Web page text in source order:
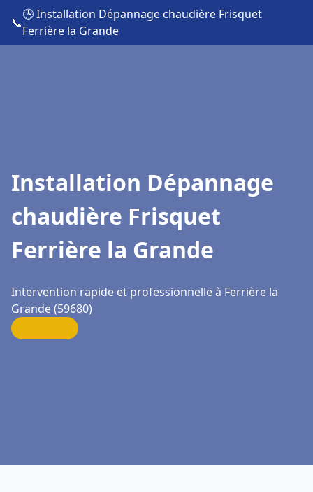
📞
🕒 Installation Dépannage chaudière Frisquet
Ferrière la Grande
Installation Dépannage
chaudière Frisquet
Ferrière la Grande
Intervention rapide et professionnelle à Ferrière la
Grande (59680)